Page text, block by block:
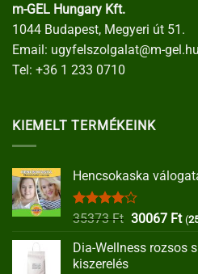
m-GEL Hungary Kft.
1044 Budapest, Megyeri út 51.
Email: ugyfelszolgalat@m-gel.hu
Tel: +36 1 233 0710
KIEMELT TERMÉKEINK
Hencsokaska
Értékelés:
35373Ft Original
was:
30067 Ft
is:
(
Dia-Wellness rozsos
kiszerelés